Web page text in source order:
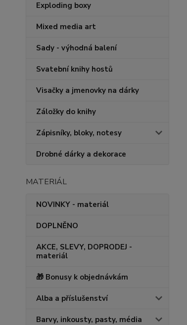
Exploding boxy
Mixed media art
Sady - výhodná balení
Svatební knihy hostů
Visačky a jmenovky na dárky
Záložky do knihy
Zápisníky, bloky, notesy
Drobné dárky a dekorace
MATERIÁL
NOVINKY - materiál
DOPLNĚNO
AKCE, SLEVY, DOPRODEJ -
materiál
🎁 Bonusy k objednávkám
Alba a příslušenství
Barvy, inkousty, pasty, média